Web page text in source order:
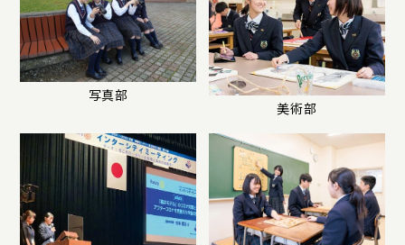
写真部
美術部